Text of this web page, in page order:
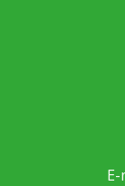
E-